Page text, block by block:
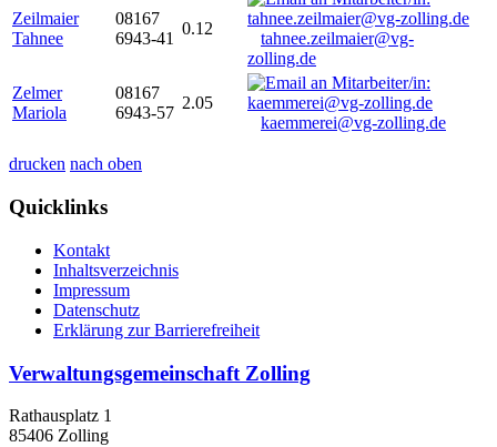
Zeilmaier
Tahnee
08167
6943-41
0.12
tahnee.zeilmaier@vg-
zolling.de
Zelmer
Mariola
08167
6943-57
2.05
kaemmerei@vg-zolling.de
drucken nach oben
Quicklinks
Kontakt
Inhaltsverzeichnis
Impressum
Datenschutz
Erklärung zur Barrierefreiheit
Verwaltungsgemeinschaft Zolling
Rathausplatz 1
85406 Zolling